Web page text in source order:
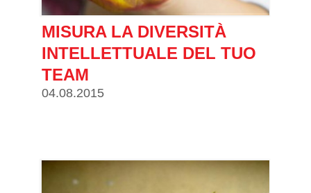
MISURA LA DIVERSITÀ
INTELLETTUALE DEL TUO
TEAM
04.08.2015